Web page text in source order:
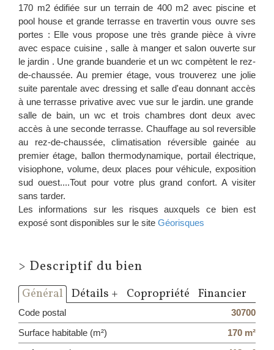
170 m2 édifiée sur un terrain de 400 m2 avec piscine et
pool house et grande terrasse en travertin vous ouvre ses
portes : Elle vous propose une très grande pièce à vivre
avec espace cuisine , salle à manger et salon ouverte sur
le jardin . Une grande buanderie et un wc compètent le rez-
de-chaussée. Au premier étage, vous trouverez une jolie
suite parentale avec dressing et salle d'eau donnant accès
à une terrasse privative avec vue sur le jardin. une grande
salle de bain, un wc et trois chambres dont deux avec
accès à une seconde terrasse. Chauffage au sol reversible
au rez-de-chaussée, climatisation réversible gainée au
premier étage, ballon thermodynamique, portail électrique,
visiophone, volume, deux places pour véhicule, exposition
sud ouest....Tout pour votre plus grand confort. A visiter
sans tarder.
Les informations sur les risques auxquels ce bien est
exposé sont disponibles sur le site Géorisques
> Descriptif du bien
Général Détails + Copropriété Financier
Code postal 30700
Surface habitable (m²) 170 m²